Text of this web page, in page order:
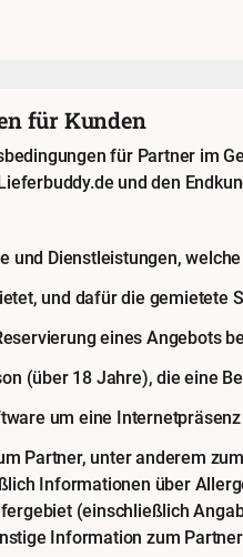
für Kunden
für Partner im
und den
und Dienstleistungen,
und dafür die
eines Angebots
(über 18 Jahre), die eine
um eine
Partner, unter anderem
Informationen über
(einschließlich
Information zum